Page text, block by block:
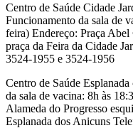
Centro de Saúde Cidade
Funcionamento da sala de
feira) Endereço: Praça
praça da Feira da Cidade
3524-1955 e 3524-1956
Centro de Saúde
da sala de vacina: 8h às
Alameda do Progresso
Esplanada dos Anicuns